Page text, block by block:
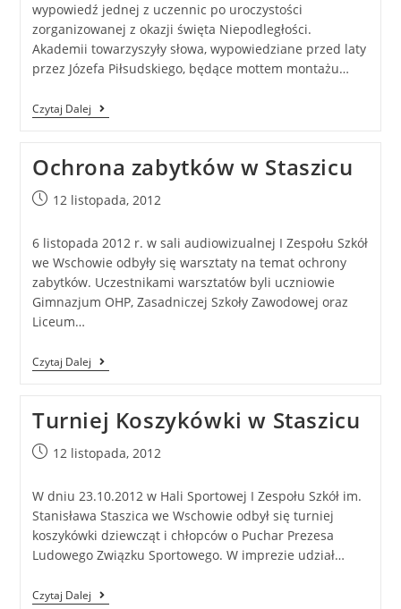
wypowiedź jednej z uczennic po uroczystości
zorganizowanej z okazji święta Niepodległości.
Akademii towarzyszyły słowa, wypowiedziane przed laty
przez Józefa Piłsudskiego, będące mottem montażu…
Czytaj Dalej
Ochrona zabytków w Staszicu
12 listopada, 2012
6 listopada 2012 r. w sali audiowizualnej I Zespołu Szkół
we Wschowie odbyły się warsztaty na temat ochrony
zabytków. Uczestnikami warsztatów byli uczniowie
Gimnazjum OHP, Zasadniczej Szkoły Zawodowej oraz
Liceum…
Czytaj Dalej
Turniej Koszykówki w Staszicu
12 listopada, 2012
W dniu 23.10.2012 w Hali Sportowej I Zespołu Szkół im.
Stanisława Staszica we Wschowie odbył się turniej
koszykówki dziewcząt i chłopców o Puchar Prezesa
Ludowego Związku Sportowego. W imprezie udział…
Czytaj Dalej